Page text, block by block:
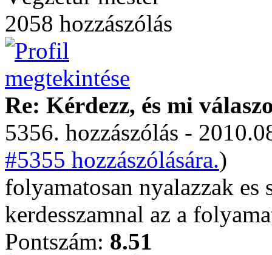
2058 hozzászólás
Re: Kérdezz, és mi
5356. hozzászólás -
#5355 hozzászólására.)
folyamatosan nyalazzak
kerdesszamnal az a
Pontszám: 8.51